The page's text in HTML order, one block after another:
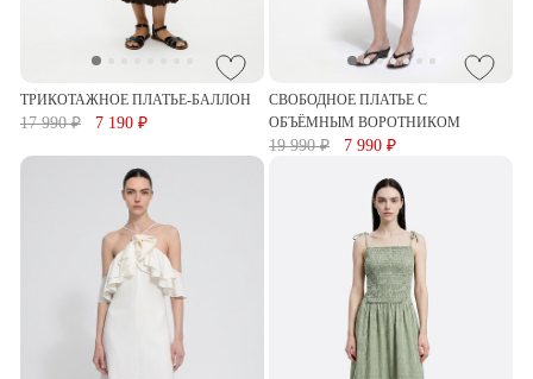
ТРИКОТАЖНОЕ ПЛАТЬЕ-БАЛЛОН
17 990 ₽ 7 190 ₽
СВОБОДНОЕ ПЛАТЬЕ С
ОБЪЁМНЫМ ВОРОТНИКОМ
19 990 ₽ 7 990 ₽